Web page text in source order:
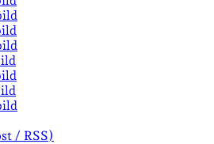
/ RSS)